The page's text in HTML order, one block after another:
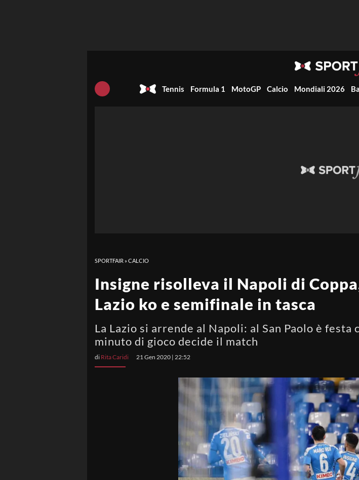
Tennis Formula 1 MotoGP Calcio Mondiali 2026
SPORTFAIR »CALCIO
Insigne risolleva il Napoli di
Lazio ko e semifinale in tasca
La Lazio si arrende al Napoli: al San Paolo è
minuto di gioco decide il match
di Rita Caridi 21 Gen 2020 | 22:52